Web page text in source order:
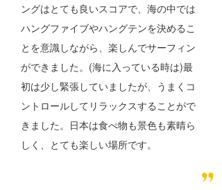
ングはとても良いスコアで、海の中では
ハングファイブやハングテンを決めるこ
とを意識しながら、楽しんでサーフィン
ができました。(海に入っている時は)最
初は少し緊張していましたが、うまくコ
ントロールしてリラックスすることがで
きました。日本は食べ物も景色も素晴ら
しく、とても楽しい場所です。